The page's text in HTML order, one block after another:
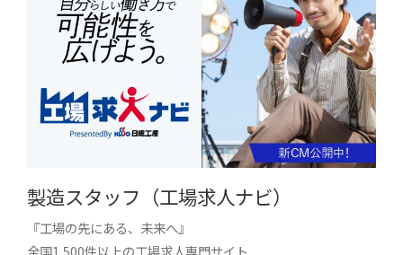
製造スタッフ（工場求人ナビ）
『工場の先にある、未来へ』
全国1,500件以上の工場求人専門サイト